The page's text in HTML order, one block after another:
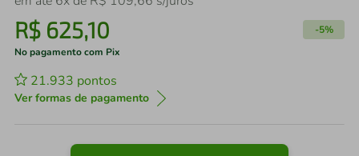
R$ 625,10 -5%
No pagamento com Pix
21.933 pontos
Ver formas de pagamento